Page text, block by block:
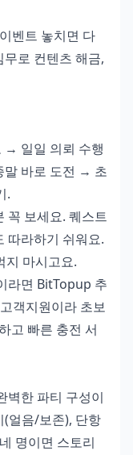
벤트 놓치면 다
로 컨텐츠 해금,
→ 일일 의뢰 수행
말 바로 도전 → 초
.
꼭 보세요. 퀘스트
따라하기 쉬워요.
지 마시고요.
라면 BitTopup 추
객지원이라 초보
고 빠른 충전 서
벽한 파티 구성이
(얼음/보존), 단항
명이면 스토리